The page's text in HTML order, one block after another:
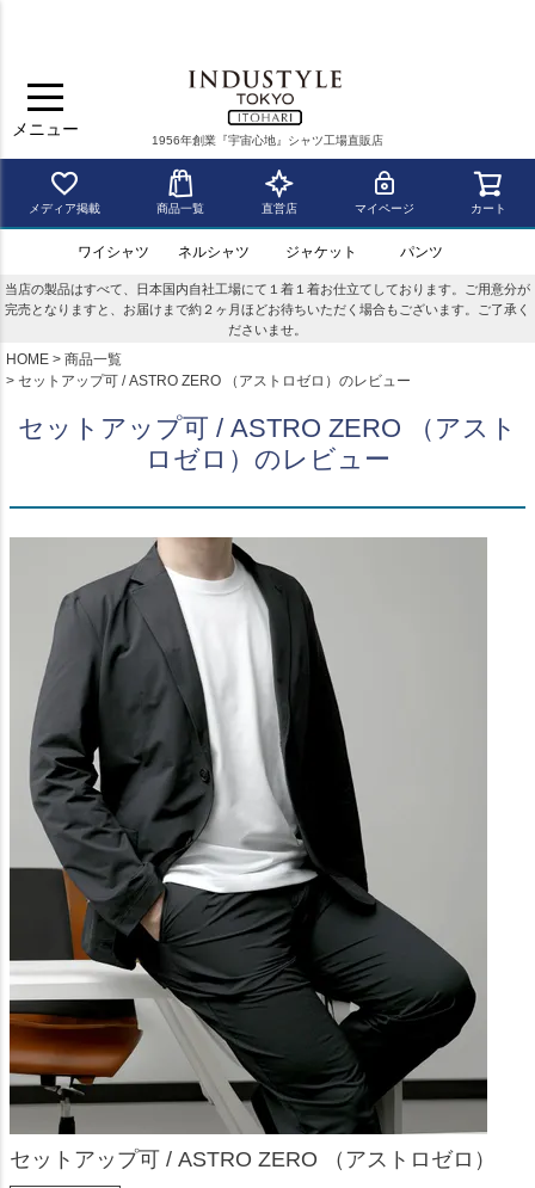
メニュー
1956年創業『宇宙心地』シャツ工場直販店
メディア掲載 商品一覧 直営店 マイページ カート
ワイシャツ ネルシャツ ジャケット パンツ
当店の製品はすべて、日本国内自社工場にて１着１着お仕立てしております。ご用意分が
完売となりますと、お届けまで約２ヶ月ほどお待ちいただく場合もございます。ご了承く
ださいませ。
HOME
商品一覧
セットアップ可 / ASTRO ZERO （アストロゼロ）のレビュー
セットアップ可 / ASTRO ZERO （アスト
ロゼロ）のレビュー
セットアップ可 / ASTRO ZERO （アストロゼロ）